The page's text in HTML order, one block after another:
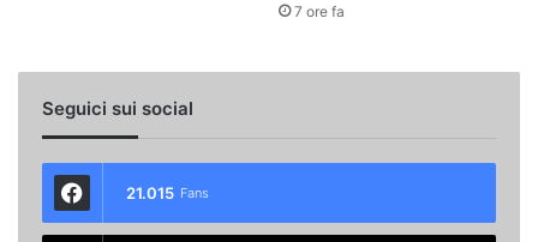
7 ore fa
Seguici sui social
21.015 Fans